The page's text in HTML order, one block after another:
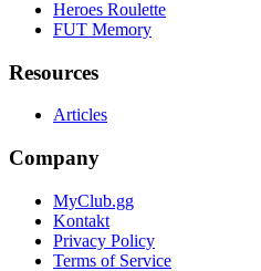
Heroes Roulette
FUT Memory
Resources
Articles
Company
MyClub.gg
Kontakt
Privacy Policy
Terms of Service